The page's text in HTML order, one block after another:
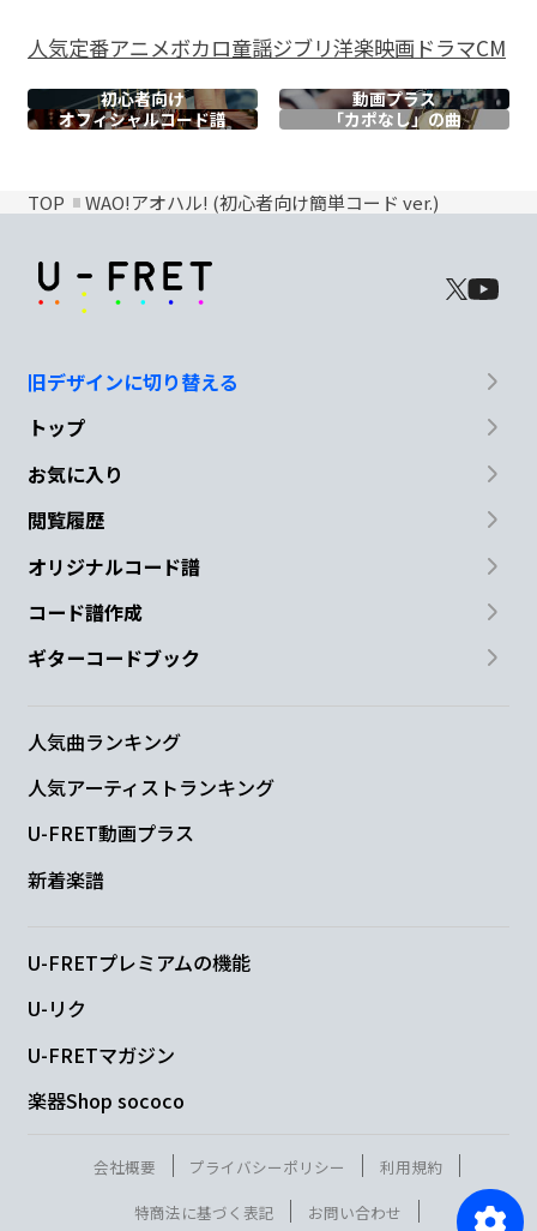
人気定番アニメボカロ童謡ジブリ洋楽映画ドラマCM
初心者向け
動画プラス
オフィシャルコード譜 「カポなし」の曲
TOP WAO!アオハル! (初心者向け簡単コード ver.)
旧デザインに切り替える
トップ
お気に入り
閲覧履歴
オリジナルコード譜
コード譜作成
ギターコードブック
人気曲ランキング
人気アーティストランキング
U-FRET動画プラス
新着楽譜
U-FRETプレミアムの機能
U-リク
U-FRETマガジン
楽器Shop sococo
会社概要 プライバシーポリシー
利用規約
特商法に基づく表記
お問い合わせ